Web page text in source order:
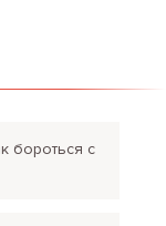
бороться с